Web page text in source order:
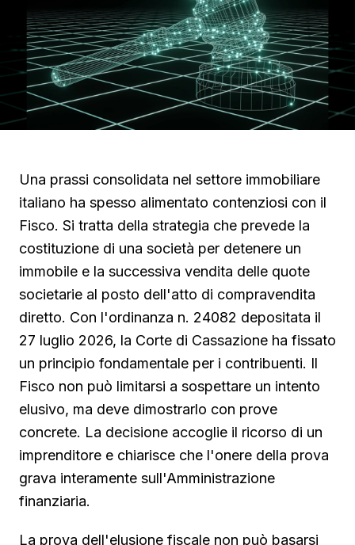
Una prassi consolidata nel settore immobiliare
italiano ha spesso alimentato contenziosi con il
Fisco. Si tratta della strategia che prevede la
costituzione di una società per detenere un
immobile e la successiva vendita delle quote
societarie al posto dell'atto di compravendita
diretto. Con l'ordinanza n. 24082 depositata il
27 luglio 2026, la Corte di Cassazione ha fissato
un principio fondamentale per i contribuenti. Il
Fisco non può limitarsi a sospettare un intento
elusivo, ma deve dimostrarlo con prove
concrete. La decisione accoglie il ricorso di un
imprenditore e chiarisce che l'onere della prova
grava interamente sull'Amministrazione
finanziaria.
La prova dell'elusione fiscale non può basarsi